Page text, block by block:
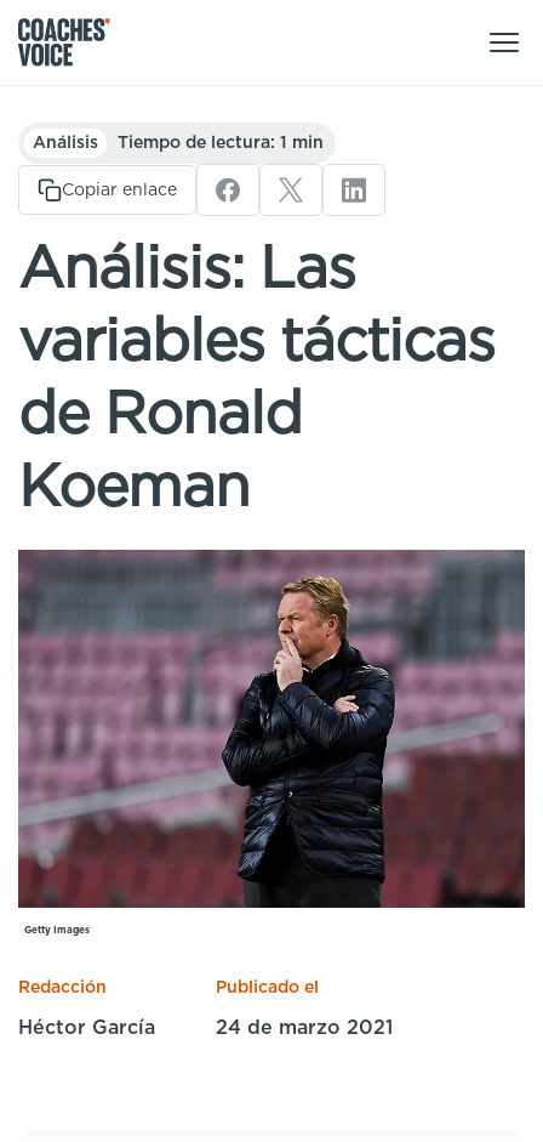
Nuestros productos
Centro de aprendizaje (para particulares)
Centro de aprendizaje (para clubes)
Sport Session Planner
Cursos especializados
Entrenadores
Clubes
Ligas y federaciones
Regístrate
Centro de aprendizaje
Sport Session Planner
Contáctanos
LANGUAGE
English Español
Análisis Tiempo de lectura: 1 min
Copiar enlace
Análisis: Las
variables tácticas
de Ronald
Koeman
Getty Images
Redacción
Héctor García
Publicado el
24 de marzo 2021